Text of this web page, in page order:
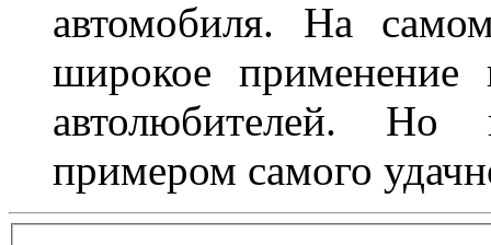
автомобиля. На
широкое
автолюбителей. Но
примером самого